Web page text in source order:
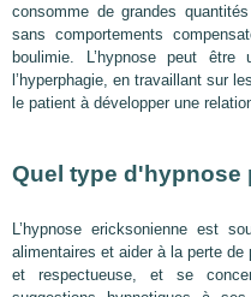
consomme de grandes
sans comportements
boulimie. L’hypnose peut
l’hyperphagie, en travaillant sur
le patient à développer une
Quel type d'hypnose
L’hypnose ericksonienne est
alimentaires et aider à la perte de
et respectueuse, et se